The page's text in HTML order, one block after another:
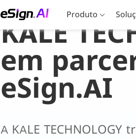
Produto
KALE
em
eSign.AI
A KALE TECHNOLOGY